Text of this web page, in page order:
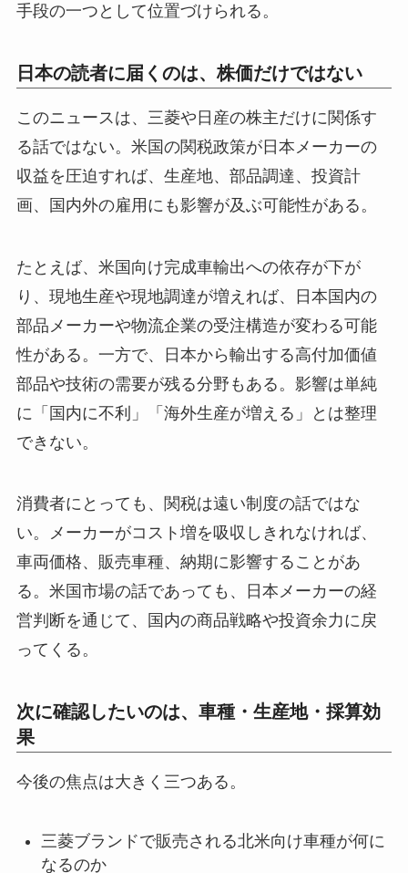
手段の一つとして位置づけられる。
日本の読者に届くのは、株価だけではない
このニュースは、三菱や日産の株主だけに関係す
る話ではない。米国の関税政策が日本メーカーの
収益を圧迫すれば、生産地、部品調達、投資計
画、国内外の雇用にも影響が及ぶ可能性がある。
たとえば、米国向け完成車輸出への依存が下が
り、現地生産や現地調達が増えれば、日本国内の
部品メーカーや物流企業の受注構造が変わる可能
性がある。一方で、日本から輸出する高付加価値
部品や技術の需要が残る分野もある。影響は単純
に「国内に不利」「海外生産が増える」とは整理
できない。
消費者にとっても、関税は遠い制度の話ではな
い。メーカーがコスト増を吸収しきれなければ、
車両価格、販売車種、納期に影響することがあ
る。米国市場の話であっても、日本メーカーの経
営判断を通じて、国内の商品戦略や投資余力に戻
ってくる。
次に確認したいのは、車種・生産地・採算効
果
今後の焦点は大きく三つある。
三菱ブランドで販売される北米向け車種が何に
なるのか